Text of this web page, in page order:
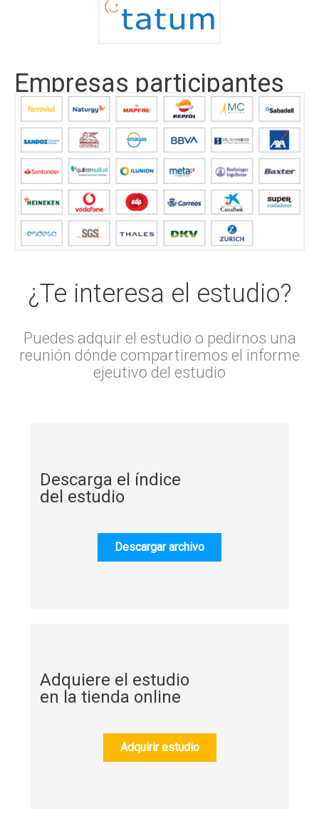
Empresas participantes
¿Te interesa el estudio?
Puedes adquir el estudio o pedirnos una
reunión dónde compartiremos el informe
ejeutivo del estudio
Descarga el índice
del estudio
Descargar archivo
Adquiere el estudio
en la tienda online
Adquirir estudio